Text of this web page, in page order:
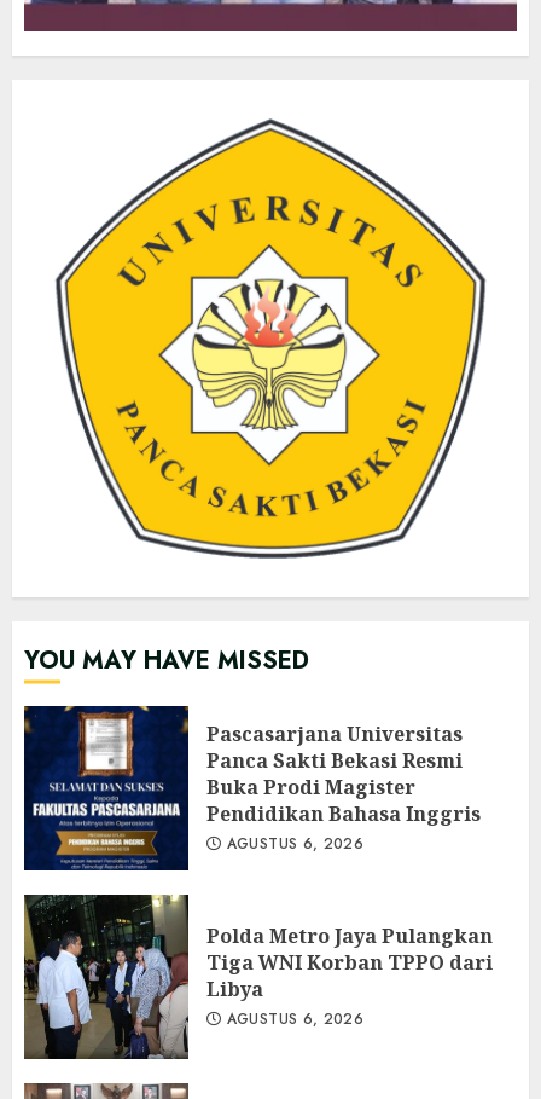
YOU MAY HAVE MISSED
Pascasarjana Universitas
Panca Sakti Bekasi Resmi
Buka Prodi Magister
Pendidikan Bahasa Inggris
AGUSTUS 6, 2026
Polda Metro Jaya Pulangkan
Tiga WNI Korban TPPO dari
Libya
AGUSTUS 6, 2026